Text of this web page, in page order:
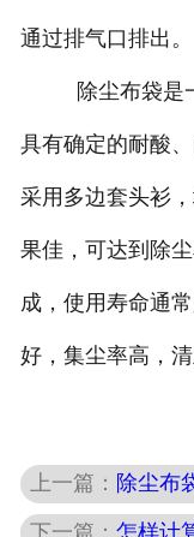
通过排气口排出。
除尘布袋是
具有确定的耐酸
采用多边套头衫
果佳，可达到除
成，使用寿命通
好，集尘率高，
上一篇： 除尘布
下一篇：怎样计